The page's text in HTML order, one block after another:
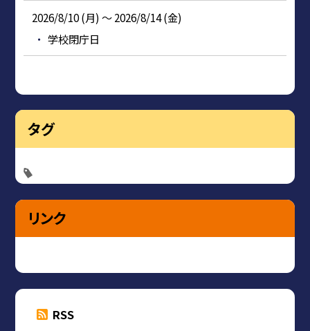
2026/8/10 (月) ～ 2026/8/14 (金)
学校閉庁日
タグ
リンク
RSS